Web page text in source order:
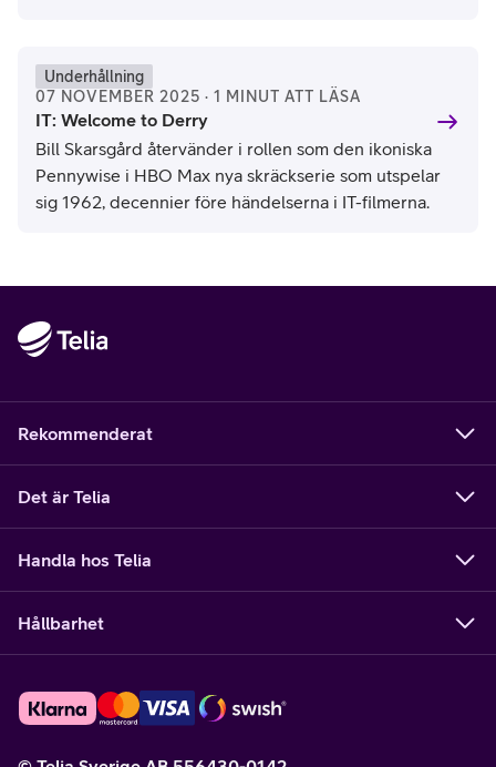
Underhållning
07 NOVEMBER 2025 · 1 MINUT ATT LÄSA
IT: Welcome to Derry
Bill Skarsgård återvänder i rollen som den ikoniska
Pennywise i HBO Max nya skräckserie som utspelar
sig 1962, decennier före händelserna i IT-filmerna.
Rekommenderat
Det är Telia
Handla hos Telia
Hållbarhet